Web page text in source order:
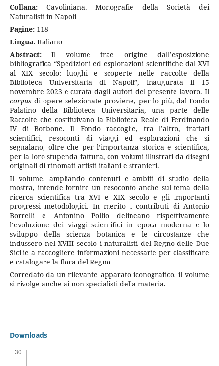
Collana:Cavoliniana. Monografie della Società dei
Naturalisti in Napoli
Pagine:118
Lingua:Italiano
Abstract:Il volume trae origine dall’esposizione
bibliografica “Spedizioni ed esplorazioni scientifiche dal XVI
al XIX secolo: luoghi e scoperte nelle raccolte della
Biblioteca Universitaria di Napoli”, inaugurata il 15
novembre 2023 e curata dagli autori del presente lavoro. Il
corpus di opere selezionate proviene, per lo più, dal Fondo
Palatino della Biblioteca Universitaria, una parte delle
Raccolte che costituivano la Biblioteca Reale di Ferdinando
IV di Borbone. Il Fondo raccoglie, tra l’altro, trattati
scientifici, resoconti di viaggi ed esplorazioni che si
segnalano, oltre che per l’importanza storica e scientifica,
per la loro stupenda fattura, con volumi illustrati da disegni
originali di rinomati artisti italiani e stranieri.
Il volume, ampliando contenuti e ambiti di studio della
mostra, intende fornire un resoconto anche sul tema della
ricerca scientifica tra XVI e XIX secolo e gli importanti
progressi metodologici. In merito i contributi di Antonio
Borrelli e Antonino Pollio delineano rispettivamente
l’evoluzione dei viaggi scientifici in epoca moderna e lo
sviluppo della scienza botanica e le circostanze che
indussero nel XVIII secolo i naturalisti del Regno delle Due
Sicilie a raccogliere informazioni necessarie per classificare
e catalogare la flora del Regno.
Corredato da un rilevante apparato iconografico, il volume
si rivolge anche ai non specialisti della materia.
Downloads